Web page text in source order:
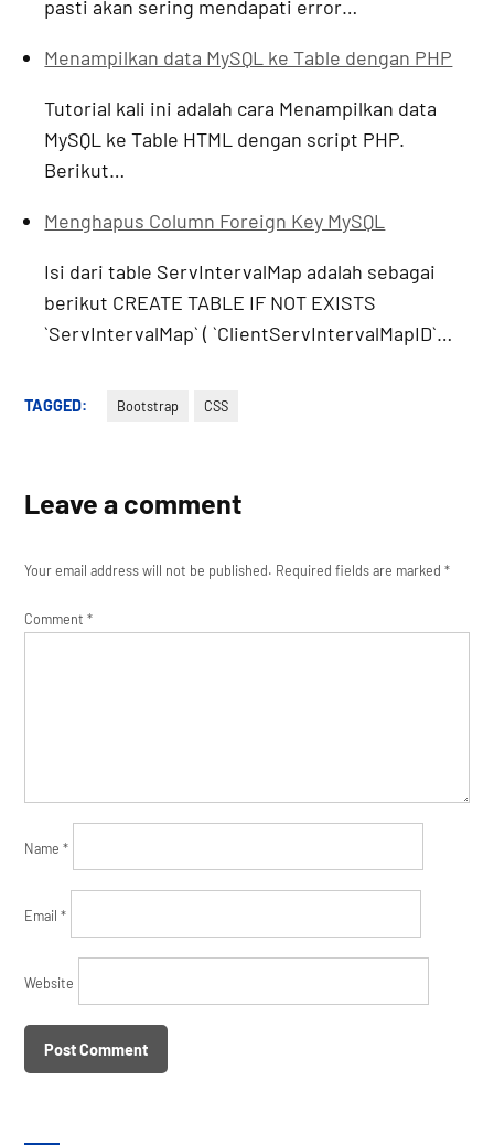
pasti akan sering mendapati error…
Menampilkan data MySQL ke Table dengan PHP
Tutorial kali ini adalah cara Menampilkan data
MySQL ke Table HTML dengan script PHP.
Berikut…
Menghapus Column Foreign Key MySQL
Isi dari table ServIntervalMap adalah sebagai
berikut CREATE TABLE IF NOT EXISTS
`ServIntervalMap` ( `ClientServIntervalMapID`…
TAGGED: Bootstrap CSS
Leave a comment
Your email address will not be published. Required fields are marked*
Comment*
Name*
Email*
Website